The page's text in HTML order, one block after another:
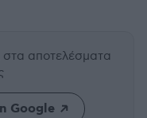
στα αποτελέσματα
Google